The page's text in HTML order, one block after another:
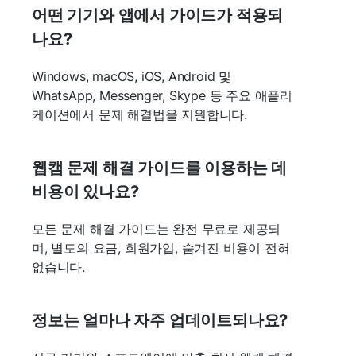
어떤 기기와 앱에서 가이드가 적용되
나요?
Windows, macOS, iOS, Android 및
WhatsApp, Messenger, Skype 등 주요 애플리
케이션에서 문제 해결법을 지원합니다.
웹캠 문제 해결 가이드를 이용하는 데
비용이 있나요?
모든 문제 해결 가이드는 완전 무료로 제공되
며, 별도의 요금, 회원가입, 숨겨진 비용이 전혀
없습니다.
정보는 얼마나 자주 업데이트되나요?